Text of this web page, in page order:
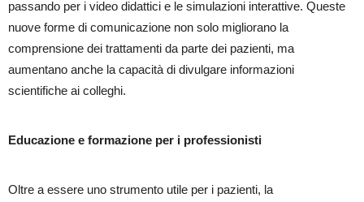
passando per i video didattici e le simulazioni interattive. Queste
nuove forme di comunicazione non solo migliorano la
comprensione dei trattamenti da parte dei pazienti, ma
aumentano anche la capacità di divulgare informazioni
scientifiche ai colleghi.
Educazione e formazione per i professionisti
Oltre a essere uno strumento utile per i pazienti, la